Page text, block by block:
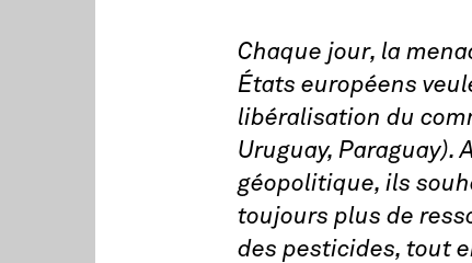
Chaque jour, la
États européens
libéralisation du
Uruguay, Paraguay).
géopolitique, ils
toujours plus de
des pesticides, tout